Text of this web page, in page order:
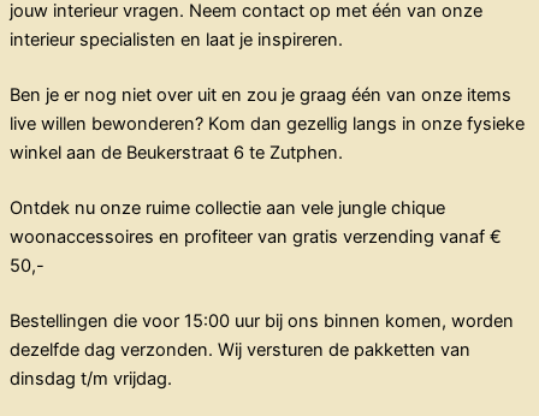
jouw interieur vragen. Neem contact op met één van onze
interieur specialisten en laat je inspireren.
Ben je er nog niet over uit en zou je graag één van onze items
live willen bewonderen? Kom dan gezellig langs in onze fysieke
winkel aan de Beukerstraat 6 te Zutphen.
Ontdek nu onze ruime collectie aan vele jungle chique
woonaccessoires en profiteer van gratis verzending vanaf €
50,-
Bestellingen die voor 15:00 uur bij ons binnen komen, worden
dezelfde dag verzonden. Wij versturen de pakketten van
dinsdag t/m vrijdag.